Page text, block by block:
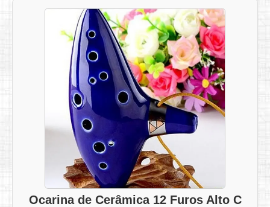
Ocarina de Cerâmica 12 Furos Alto C